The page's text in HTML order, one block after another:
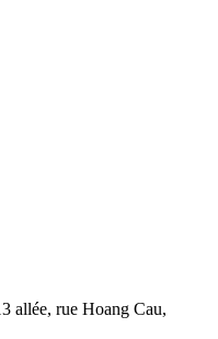
allée, rue Hoang Cau,